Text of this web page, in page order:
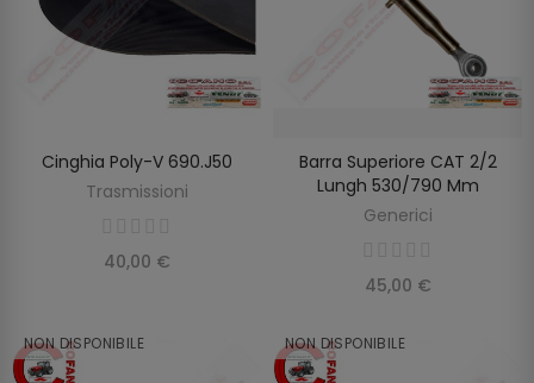
SCOPRIRE
Cinghia Poly-V 690.J50
Trasmissioni
40,00 €
SCOPRIRE
Barra Superiore CAT 2/2
Lungh 530/790 Mm
Generici
45,00 €
NON DISPONIBILE NON DISPONIBILE